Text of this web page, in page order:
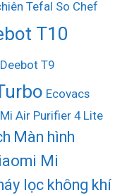
Tefal So Chef
T10
T9
Ecovacs
Mi Air Purifier 4 Lite
Màn hình
Mi
lọc không khí